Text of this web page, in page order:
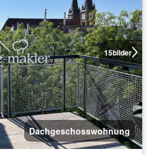
15bilder
Dachgeschosswohnung